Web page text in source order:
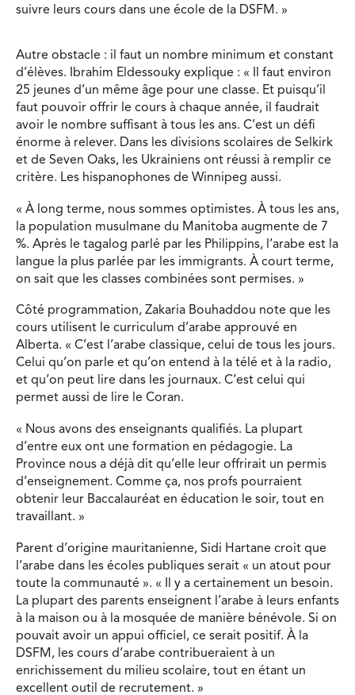
suivre leurs cours dans une école de la DSFM. »
Autre obstacle : il faut un nombre minimum et constant
d’élèves. Ibrahim Eldessouky explique : « Il faut environ
25 jeunes d’un même âge pour une classe. Et puisqu’il
faut pouvoir offrir le cours à chaque année, il faudrait
avoir le nombre suffisant à tous les ans. C’est un défi
énorme à relever. Dans les divisions scolaires de Selkirk
et de Seven Oaks, les Ukrainiens ont réussi à remplir ce
critère. Les hispanophones de Winnipeg aussi.
« À long terme, nous sommes optimistes. À tous les ans,
la population musulmane du Manitoba augmente de 7
%. Après le tagalog parlé par les Philippins, l’arabe est la
langue la plus parlée par les immigrants. À court terme,
on sait que les classes combinées sont permises. »
Côté programmation, Zakaria Bouhaddou note que les
cours utilisent le curriculum d’arabe approuvé en
Alberta. « C’est l’arabe classique, celui de tous les jours.
Celui qu’on parle et qu’on entend à la télé et à la radio,
et qu’on peut lire dans les journaux. C’est celui qui
permet aussi de lire le Coran.
« Nous avons des enseignants qualifiés. La plupart
d’entre eux ont une formation en pédagogie. La
Province nous a déjà dit qu’elle leur offrirait un permis
d’enseignement. Comme ça, nos profs pourraient
obtenir leur Baccalauréat en éducation le soir, tout en
travaillant. »
Parent d’origine mauritanienne, Sidi Hartane croit que
l’arabe dans les écoles publiques serait « un atout pour
toute la communauté ». « Il y a certainement un besoin.
La plupart des parents enseignent l’arabe à leurs enfants
à la maison ou à la mosquée de manière bénévole. Si on
pouvait avoir un appui officiel, ce serait positif. À la
DSFM, les cours d’arabe contribueraient à un
enrichissement du milieu scolaire, tout en étant un
excellent outil de recrutement. »